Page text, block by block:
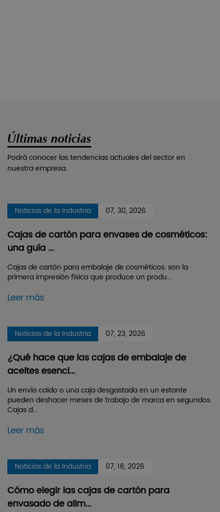
Últimas noticias
Podrá conocer las tendencias actuales del sector en
nuestra empresa.
Noticias de la Industria 07, 30, 2026
Cajas de cartón para envases de cosméticos:
una guía ...
Cajas de cartón para embalaje de cosméticos. son la
primera impresión física que produce un produ...
Leer más
Noticias de la Industria 07, 23, 2026
¿Qué hace que las cajas de embalaje de
aceites esenci...
Un envío caído o una caja desgastada en un estante
pueden deshacer meses de trabajo de marca en segundos.
Cajas d...
Leer más
Noticias de la Industria 07, 16, 2026
Cómo elegir las cajas de cartón para
envasado de alim...